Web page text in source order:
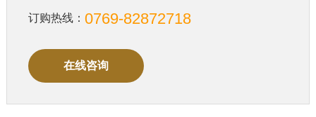
订购热线： 0769-82872718
在线咨询